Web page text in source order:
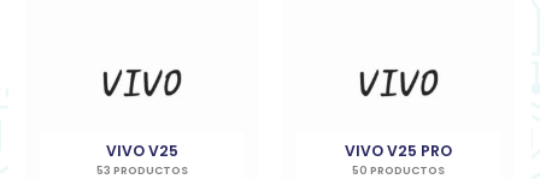
VIVO V25
53 PRODUCTOS
VIVO V25 PRO
50 PRODUCTOS